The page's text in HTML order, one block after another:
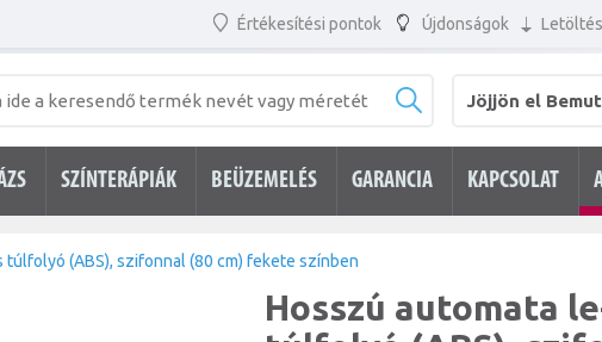
Értékesítési pontok Újdonságok
Jöjjön el
SZÍNTERÁPIÁK BEÜZEMELÉS GARANCIA KAPCSOLAT
túlfolyó (ABS), szifonnal (80 cm) fekete színben
Hosszú automata